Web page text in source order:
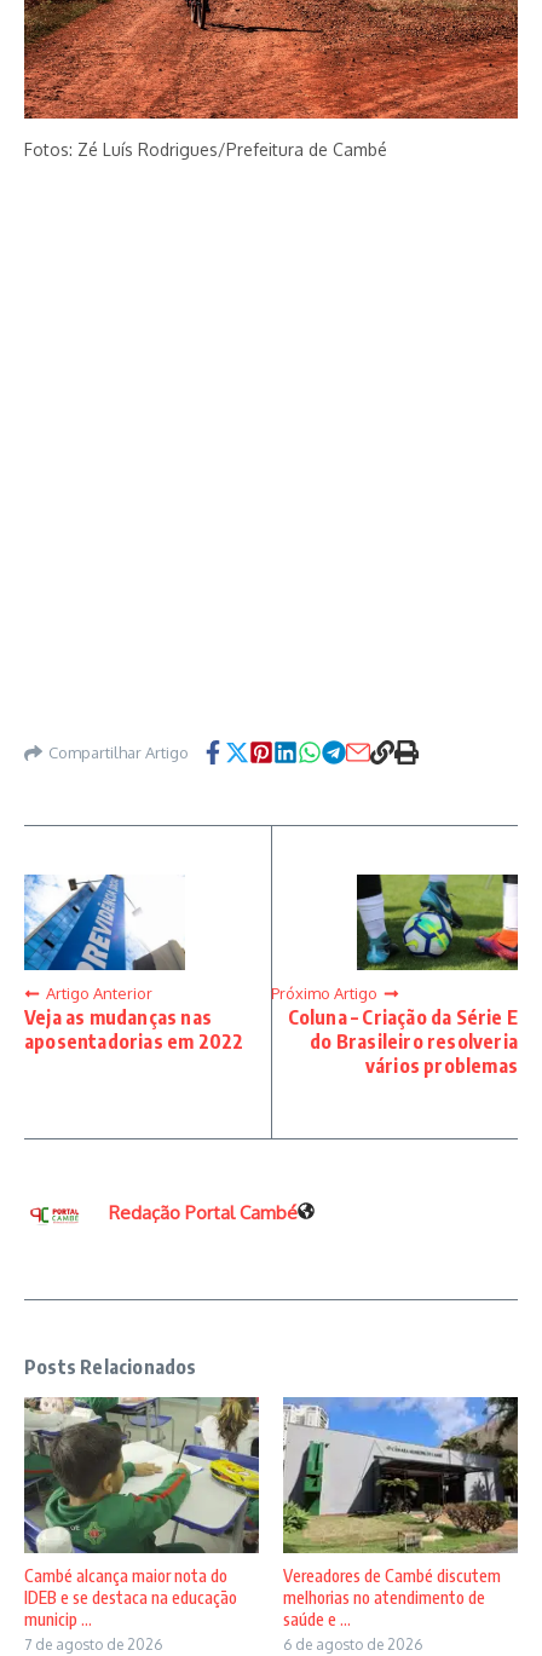
Fotos: Zé Luís Rodrigues/Prefeitura de Cambé
Compartilhar Artigo
Artigo Anterior
Veja as mudanças nas
aposentadorias em 2022
Próximo Artigo
Coluna – Criação da Série E
do Brasileiro resolveria
vários problemas
Redação Portal Cambé
Posts Relacionados
Cambé alcança maior nota do
IDEB e se destaca na educação
municip ...
7 de agosto de 2026
Vereadores de Cambé discutem
melhorias no atendimento de
saúde e ...
6 de agosto de 2026